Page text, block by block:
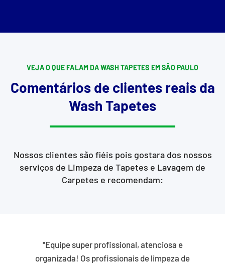
VEJA O QUE FALAM DA WASH TAPETES EM SÃO PAULO
Comentários de clientes reais da
Wash Tapetes
Nossos clientes são fiéis pois gostara dos nossos
serviços de Limpeza de Tapetes e Lavagem de
Carpetes e recomendam:
"Equipe super profissional, atenciosa e
organizada! Os profissionais de limpeza de